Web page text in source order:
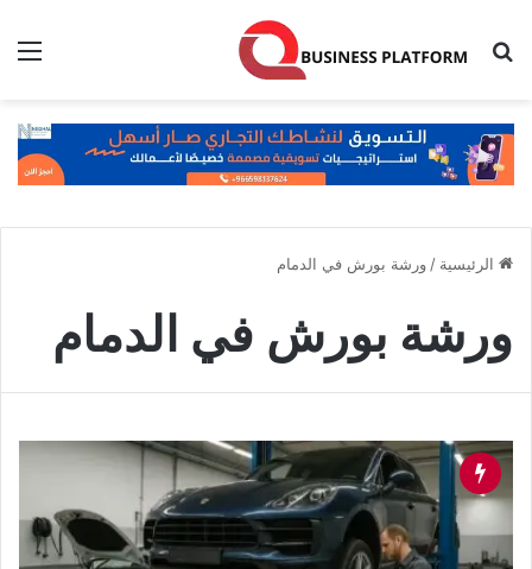
بحث عن
الرئيسية / ورشة بورش في الدمام
ورشة بورش في الدمام